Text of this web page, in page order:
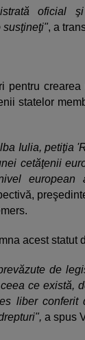
oficial
susţineţi", a
pentru crearea
statelor
Iulia, petiţia
cetăţenii
european
acest statut
de
ce există,
liber conferit
a spus